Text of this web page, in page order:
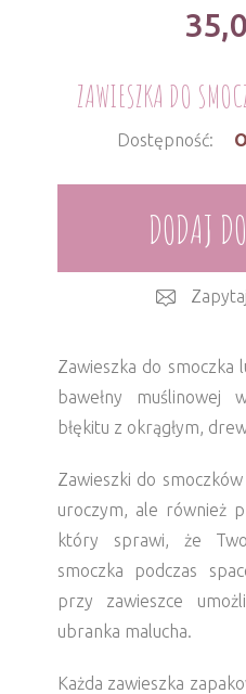
ZAWIESZKA DO
Dostępność:
DODAJ
Zawieszka do smoczka
bawełny muślinowej
błękitu z okrągłym,
Zawieszki do
uroczym, ale również
który sprawi, że
smoczka podczas
przy zawieszce
ubranka malucha.
Każda zawieszka